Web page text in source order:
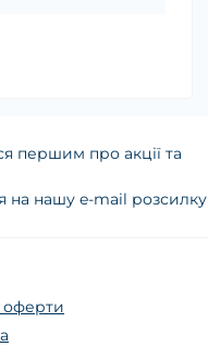
першим про акції та
на нашу e-mail розсилку
Політика конфіденційності
оферти